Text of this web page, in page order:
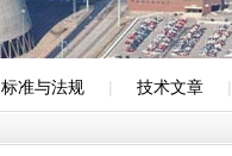
标准与法规 | 技术文章 |